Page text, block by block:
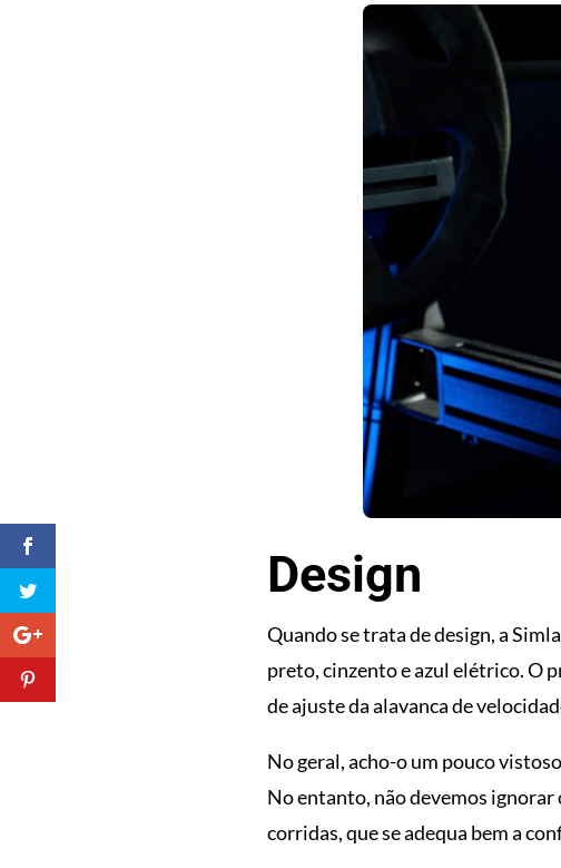
Design
Quando se trata de design, a
preto, cinzento e azul elétrico. O
de ajuste da alavanca de
No geral, acho-o um pouco
No entanto, não devemos ignorar
corridas, que se adequa bem a